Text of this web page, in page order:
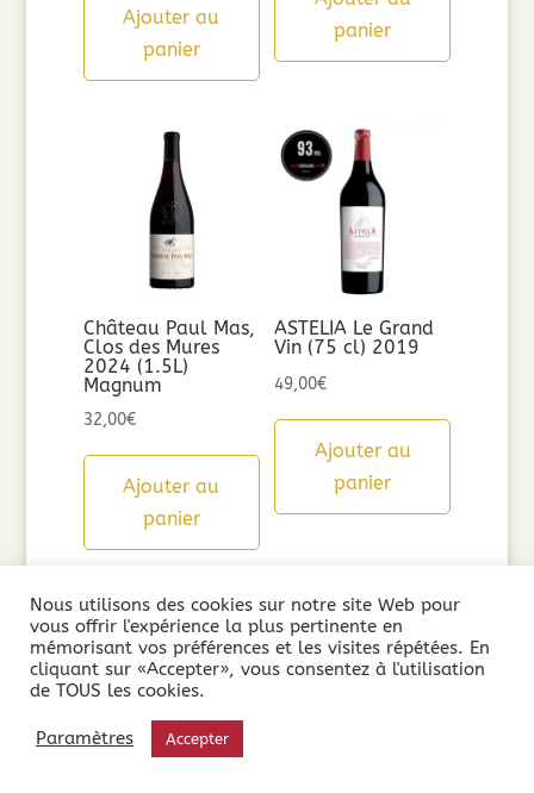
initial
était :
actuel
est :
Ajouter au
panier
panier
Château Paul Mas,
Clos des Mures
2024 (1.5L)
Magnum
32,00€
Ajouter au
panier
ASTELIA Le Grand
Vin (75 cl) 2019
49,00€
Ajouter au
panier
Nous utilisons des cookies sur notre site Web pour
vous offrir l'expérience la plus pertinente en
mémorisant vos préférences et les visites répétées. En
cliquant sur «Accepter», vous consentez à l'utilisation
de TOUS les cookies.
Paramètres Accepter